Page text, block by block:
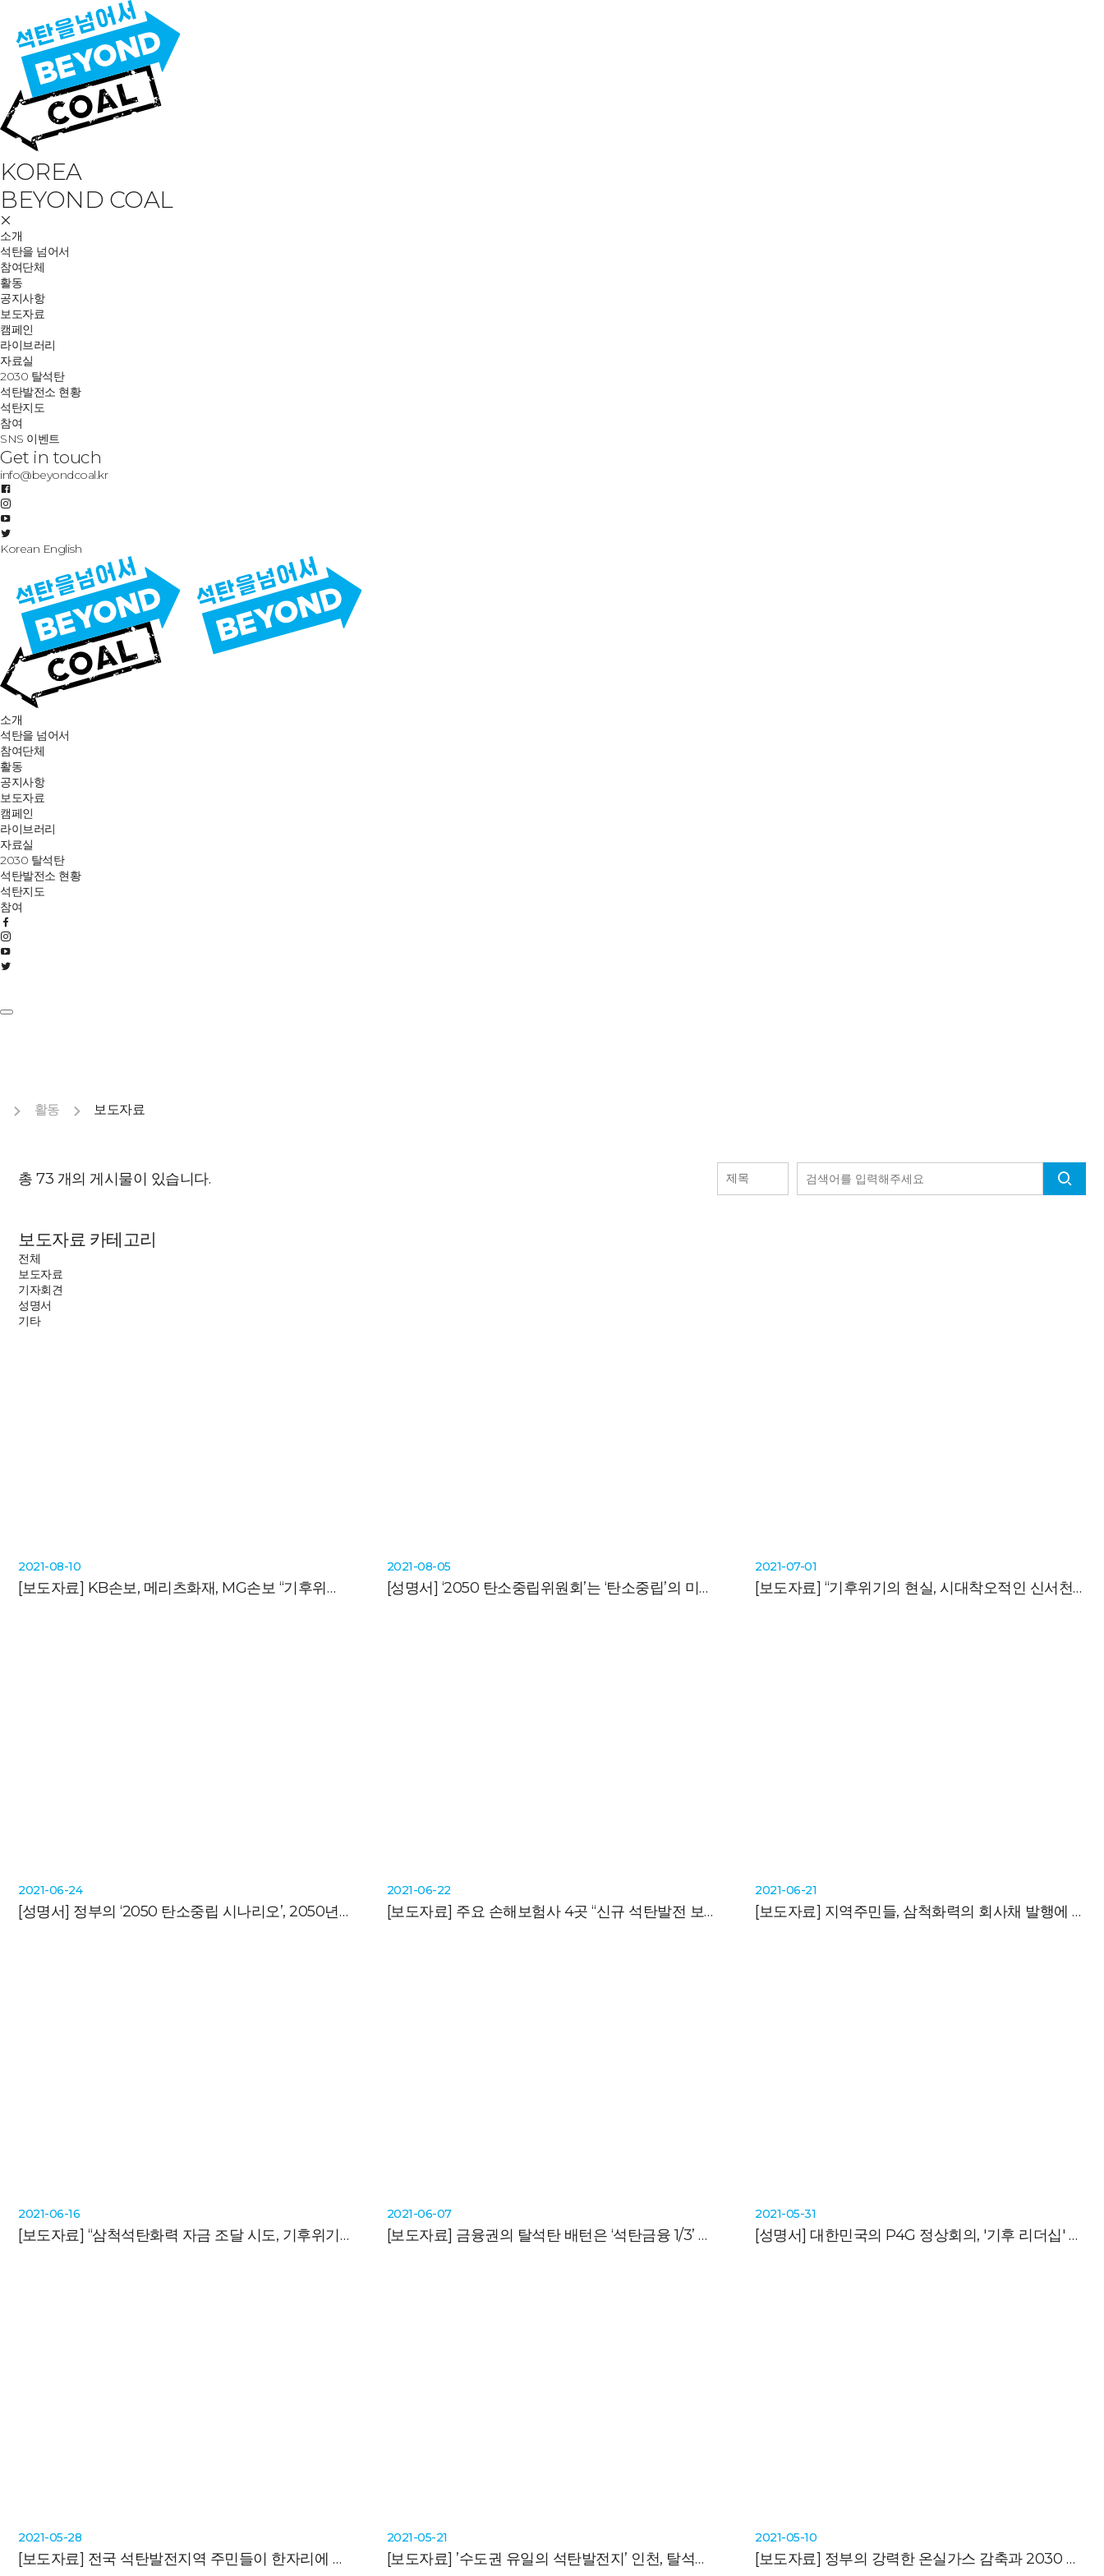
KOREA
BEYOND COAL
소개
석탄을 넘어서
참여단체
활동
공지사항
보도자료
캠페인
라이브러리
자료실
2030 탈석탄
석탄발전소 현황
석탄지도
참여
SNS 이벤트
Get in touch
info@beyondcoal.kr
Korean English
소개
석탄을 넘어서
참여단체
활동
공지사항
보도자료
캠페인
라이브러리
자료실
2030 탈석탄
석탄발전소 현황
석탄지도
참여
활동 보도자료
총 73 개의 게시물이 있습니다.
보도자료 카테고리
전체
보도자료
기자회견
성명서
기타
2021-08-10
[보도자료] KB손보, 메리츠화재, MG손보 “기후위기에 부채질”
2021-08-05
[성명서] ‘2050 탄소중립위원회’는 ‘탄소중립’의 미래상과 전환과정에 대한 ‘나침반’ 역할에 충실하라!
2021-07-01
[보도자료] “기후위기의 현실, 시대착오적인 신서천발전소 가동을 멈춰야 한다”
2021-06-24
[성명서] 정부의 ‘2050 탄소중립 시나리오’, 2050년에도 2G폰을 사용하겠다는 꼴
2021-06-22
[보도자료] 주요 손해보험사 4곳 “신규 석탄발전 보험 전면 중단”
2021-06-21
[보도자료] 지역주민들, 삼척화력의 회사채 발행에 가처분신청 제기
2021-06-16
[보도자료] “삼척석탄화력 자금 조달 시도, 기후위기 역행하는 결정”
2021-06-07
[보도자료] 금융권의 탈석탄 배턴은 ‘석탄금융 1/3’ 보험업계로
2021-05-31
[성명서] 대한민국의 P4G 정상회의, '기후 리더십' 발휘 실패, 만회할 길은 2030 탈석탄뿐
2021-05-28
[보도자료] 전국 석탄발전지역 주민들이 한자리에 모여 청와대에 엽서를 전달한 이유
2021-05-21
[보도자료] ’수도권 유일의 석탄발전지’ 인천, 탈석탄과 정의로운 전환 논의에 첫삽
2021-05-10
[보도자료] 정부의 강력한 온실가스 감축과 2030 탈석탄 계획 요구하는 전국 행동 개시